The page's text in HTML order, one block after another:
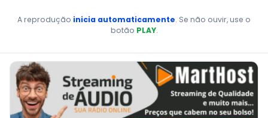
A reprodução inicia automaticamente. Se não ouvir, use o
botão PLAY.